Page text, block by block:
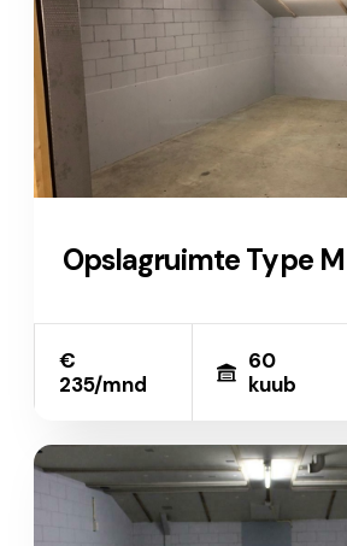
Opslagruimte Type M
€
235/mnd
60
kuub